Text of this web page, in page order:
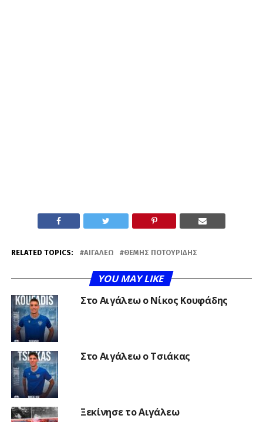
RELATED TOPICS: ΑΙΓΆΛΕΩ ΘΈΜΗΣ ΠΟΤΟΥΡΊΔΗΣ
YOU MAY LIKE
Στο Αιγάλεω ο Νίκος Κουφάδης
Στο Αιγάλεω ο Τσιάκας
Ξεκίνησε το Αιγάλεω